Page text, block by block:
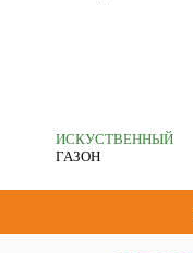
ИСКУСТВЕННЫЙ
ГАЗОН